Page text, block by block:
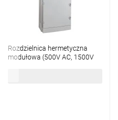
Rozdzielnica hermetyczna
modułowa (500V AC, 1500V